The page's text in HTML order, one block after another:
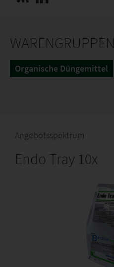
WARENGRUPPEN
Organische Düngemittel
Angebotsspektrum
Endo Tray 10x